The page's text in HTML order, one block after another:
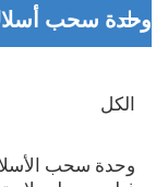
وحدة سحب أسلاك
الكل
وحدة سحب